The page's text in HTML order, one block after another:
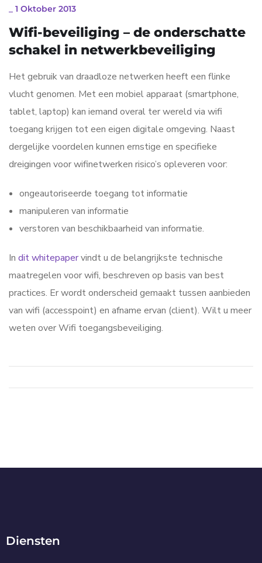
1 Oktober 2013
Wifi-beveiliging – de onderschatte
schakel in netwerkbeveiliging
Het gebruik van draadloze netwerken heeft een flinke
vlucht genomen. Met een mobiel apparaat (smartphone,
tablet, laptop) kan iemand overal ter wereld via wifi
toegang krijgen tot een eigen digitale omgeving. Naast
dergelijke voordelen kunnen ernstige en specifieke
dreigingen voor wifinetwerken risico’s opleveren voor:
ongeautoriseerde toegang tot informatie
manipuleren van informatie
verstoren van beschikbaarheid van informatie.
In dit whitepapervindt u de belangrijkste technische
maatregelen voor wifi, beschreven op basis van best
practices. Er wordt onderscheid gemaakt tussen aanbieden
van wifi (accesspoint) en afname ervan (client). Wilt u meer
weten over Wifi toegangsbeveiliging.
Diensten